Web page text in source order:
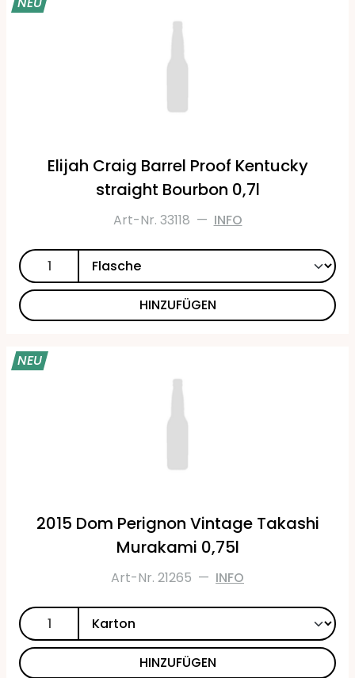
Elijah Craig Barrel Proof Kentucky
straight Bourbon 0,7l
Art-Nr. 33118 — INFO
HINZUFÜGEN
NEU
2015 Dom Perignon Vintage Takashi
Murakami 0,75l
Art-Nr. 21265 — INFO
HINZUFÜGEN